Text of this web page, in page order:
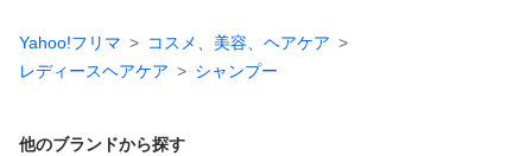
Yahoo!フリマ
コスメ、美容、ヘアケア
レディースヘアケア
シャンプー
他のブランドから探す